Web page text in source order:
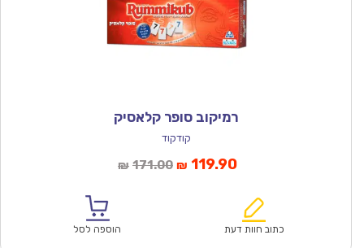
רמיקוב סופר קלאסיק
קודקוד
₪ 171.00המחיר
₪171.00.
₪ 119.90המחיר
הוא:
כתוב חוות דעת הוספה לסל